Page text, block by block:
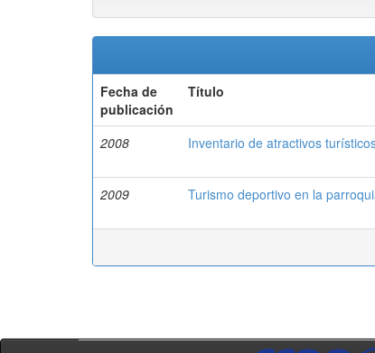
Fecha de
publicación
Título
2008 Inventario de atractivos
2009
Turismo deportivo en la